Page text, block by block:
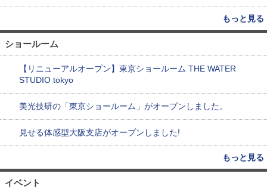
もっと見る
ショールーム
【リニューアルオープン】東京ショールーム THE WATER
STUDIO tokyo
美光技研の「東京ショールーム」がオープンしました。
見せる体感型大阪支店がオープンしました!
もっと見る
イベント